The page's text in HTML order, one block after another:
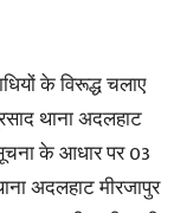
के विरूद्ध चलाए
थाना अदलहाट
सूचना के आधार पर 03
अदलहाट मीरजापुर